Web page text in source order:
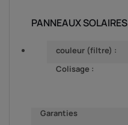
PANNEAUX SOLAIRES
couleur (filtre) :
Colisage :
Garanties